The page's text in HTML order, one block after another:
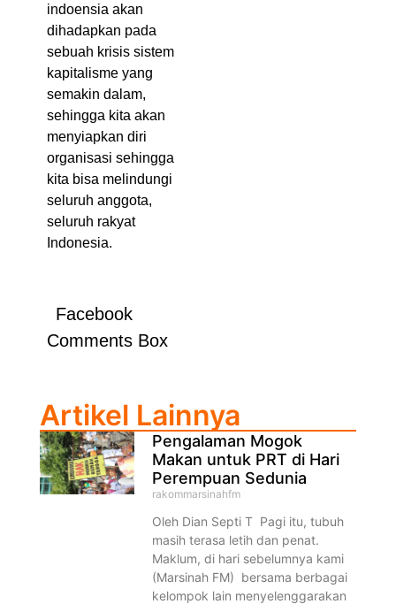
indoensia akan
dihadapkan pada
sebuah krisis sistem
kapitalisme yang
semakin dalam,
sehingga kita akan
menyiapkan diri
organisasi sehingga
kita bisa melindungi
seluruh anggota,
seluruh rakyat
Indonesia.
Facebook
Comments Box
Artikel Lainnya
Pengalaman Mogok
Makan untuk PRT di Hari
Perempuan Sedunia
rakommarsinahfm
Oleh Dian Septi T Pagi itu, tubuh
masih terasa letih dan penat.
Maklum, di hari sebelumnya kami
(Marsinah FM) bersama berbagai
kelompok lain menyelenggarakan